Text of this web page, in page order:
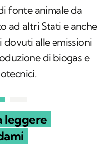
fonte animale da
ad altri Stati e anche
alle emissioni
di biogas e
leggere